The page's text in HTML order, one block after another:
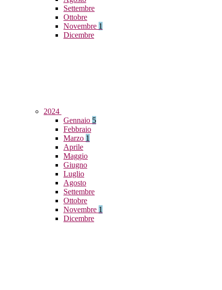
Settembre
Ottobre
Novembre 1
Dicembre
2024
Gennaio 5
Febbraio
Marzo 1
Aprile
Maggio
Giugno
Luglio
Agosto
Settembre
Ottobre
Novembre 1
Dicembre